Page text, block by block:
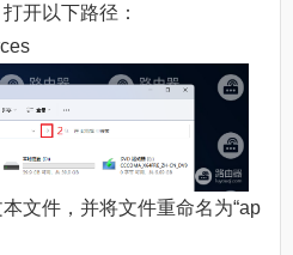
开以下路径：
文件，并将文件重命名为“ap